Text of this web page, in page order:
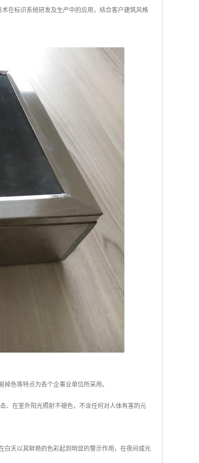
在标识系统研发及生产中的应用，结合客户建筑风格
色等特点为各个企事业单位所采用。
、在室外阳光照射不褪色，不含任何对人体有害的元
白天以其鲜艳的色彩起到明显的警示作用，在夜间或光